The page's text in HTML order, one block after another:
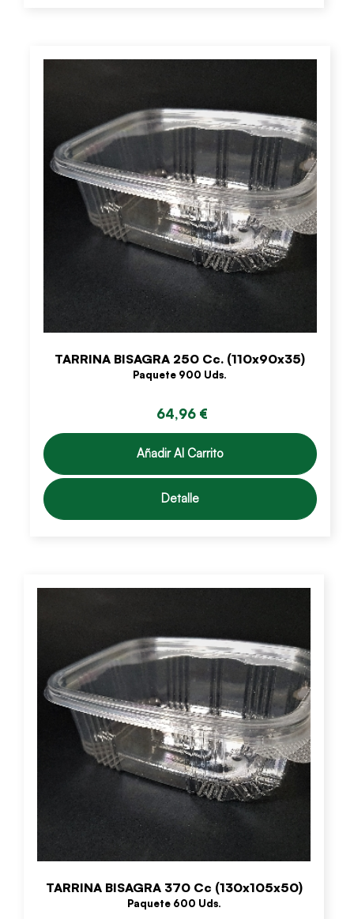
TARRINA BISAGRA 250 Cc. (110x90x35)
Paquete 900 Uds.
64,96 €
Añadir Al Carrito
Detalle
TARRINA BISAGRA 370 Cc (130x105x50)
Paquete 600 Uds.